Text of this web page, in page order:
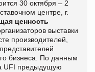
30 октября – 2
центре, г.
ценность
выставки
производителей,
бизнеса. По данным
UFI предыдущую